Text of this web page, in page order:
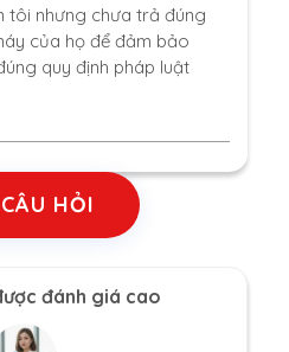
tôi nhưng chưa trả đúng
của họ để đảm bảo
quy định pháp luật
HỎI
đánh giá cao